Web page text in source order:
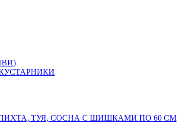
ТУЯ, СОСНА С ШИШКАМИ ПО 60 СМ